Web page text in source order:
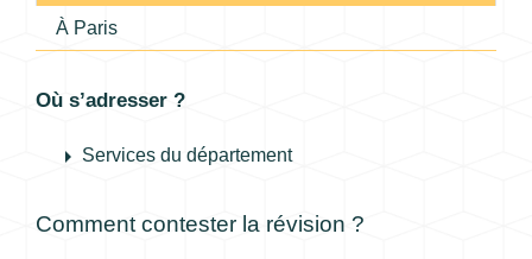
À Paris
Où s’adresser ?
arrow_right Services du département
Comment contester la révision ?